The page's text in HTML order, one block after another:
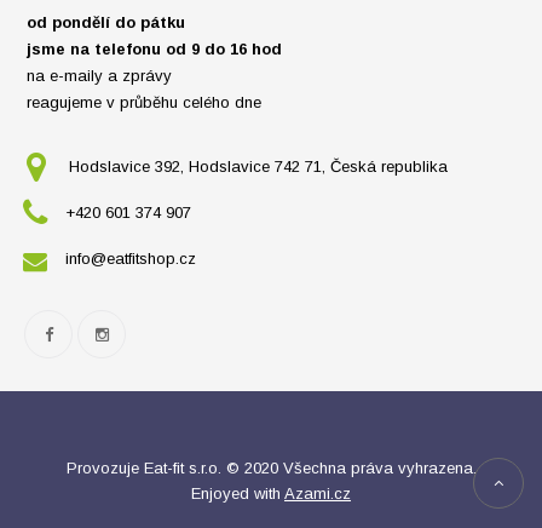
od pondělí do pátku
jsme na telefonu od 9 do 16 hod
na e-maily a zprávy
reagujeme v průběhu celého dne
Hodslavice 392, Hodslavice 742 71, Česká republika
+420 601 374 907
info@eatfitshop.cz
Provozuje Eat-fit s.r.o. © 2020 Všechna práva vyhrazena.
Enjoyed with Azami.cz